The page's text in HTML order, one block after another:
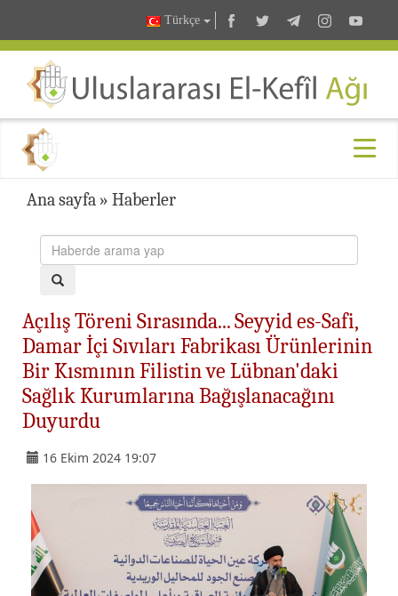
Türkçe
Ana sayfa » Haberler
Açılış Töreni Sırasında... Seyyid es-Safi,
Damar İçi Sıvıları Fabrikası Ürünlerinin
Bir Kısmının Filistin ve Lübnan'daki
Sağlık Kurumlarına Bağışlanacağını
Duyurdu
16 Ekim 2024 19:07